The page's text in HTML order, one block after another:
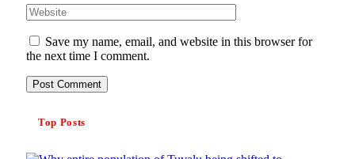
Save my name, email, and website in this browser for
the next time I comment.
Top Posts